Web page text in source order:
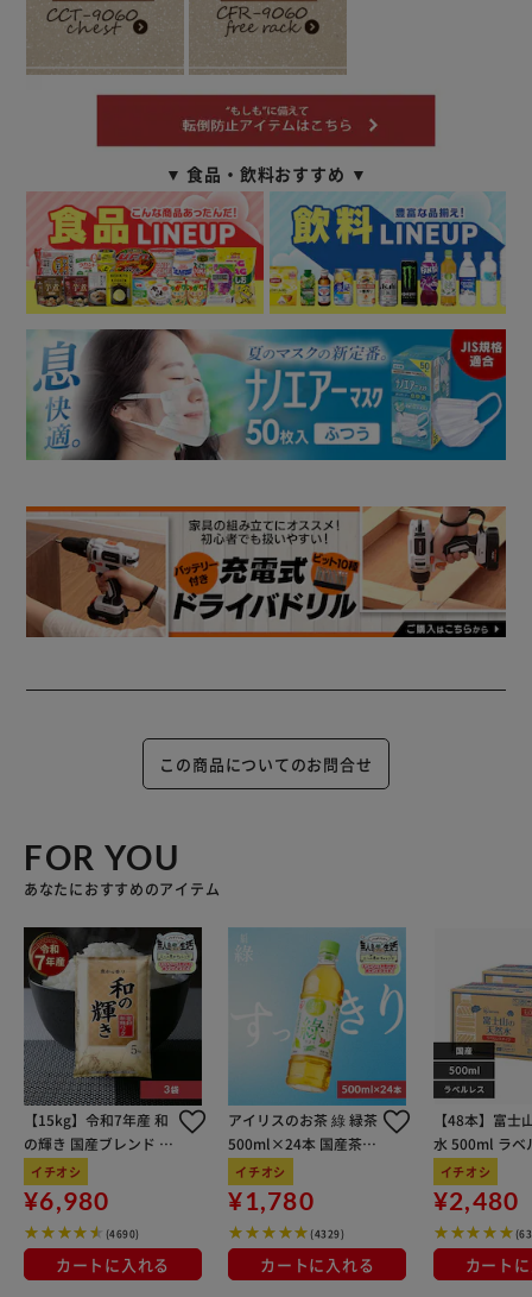
▼ 食品・飲料おすすめ ▼
この商品についてのお問合せ
FOR YOU
あなたにおすすめのアイテム
【15kg】令和7年産 和
の輝き 国産ブレンド 5
kg×3袋
イチオシ
¥6,980
(4690)
カートに入れる
アイリスのお茶 綠 緑茶
500ml×24本 国産茶葉
100％使用
イチオシ
¥1,780
(4329)
カートに入れる
【48本】富士
水 500ml ラベ
イチオシ
¥2,480
カート